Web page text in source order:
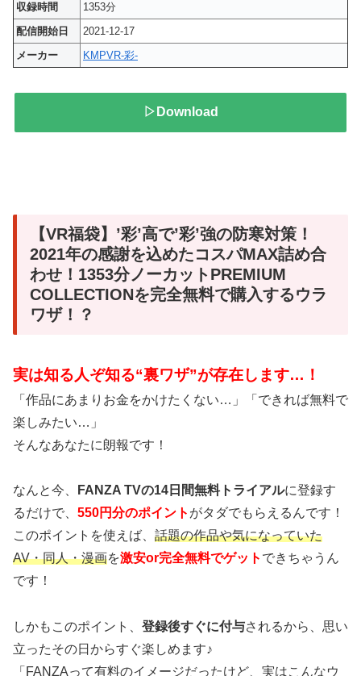
収録時間
1353分
配信開始日
2021-12-17
メーカー
KMPVR-彩-
▷Download
【VR福袋】’彩’高で’彩’強の防寒対策！
2021年の感謝を込めたコスパMAX詰め合
わせ！1353分ノーカットPREMIUM
COLLECTIONを完全無料で購入するウラ
ワザ！？
実は知る人ぞ知る“裏ワザ”が存在します…！
「作品にあまりお金をかけたくない…」「できれば無料で
楽しみたい…」
そんなあなたに朗報です！
なんと今、 FANZA TVの14日間無料トライアルに登録す
るだけで、 550円分のポイント がタダでもらえるんです！
このポイントを使えば、 話題の作品や気になっていた
AV・同人・漫画を激安or完全無料でゲット できちゃうん
です！
しかもこのポイント、 登録後すぐに付与されるから、思い
立ったその日からすぐ楽しめます♪
「FANZAって有料のイメージだったけど、実はこんなウ